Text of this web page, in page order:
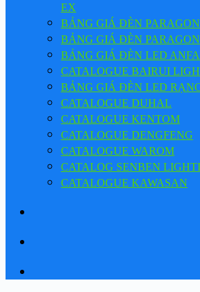
EX
BẢNG GIÁ ĐÈN PARAGON
BẢNG GIÁ ĐÈN
BẢNG GIÁ ĐÈN LED
CATALOGUE BAIRUI
BẢNG GIÁ ĐÈN LED
CATALOGUE DUHAL
CATALOGUE KENTOM
CATALOGUE DENGFENG
CATALOGUE WAROM
CATALOG SENBEN
CATALOGUE KAWASAN